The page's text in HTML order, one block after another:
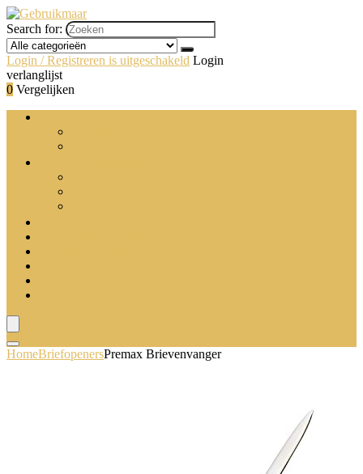
Search for:
Login / Registreren is uitgeschakeld Login
verlanglijst
0 Vergelijken
HomeBriefopenersPremax Brievenvanger